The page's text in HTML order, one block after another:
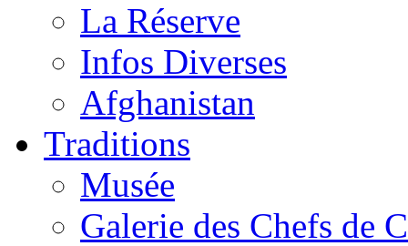
La Réserve
Infos Diverses
Afghanistan
Traditions
Musée
Galerie des Chefs de